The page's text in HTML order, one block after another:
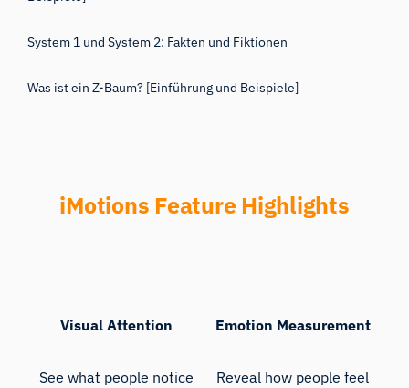
System 1 und System 2: Fakten und Fiktionen
Was ist ein Z-Baum? [Einführung und Beispiele]
iMotions Feature Highlights
Visual Attention
See what people notice
Emotion Measurement
Reveal how people feel